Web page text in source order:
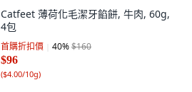
Catfeet 薄荷化毛潔牙餡餅, 牛肉, 60g,
4包
首購折扣價 40%$160
$96
($4.00/10g)